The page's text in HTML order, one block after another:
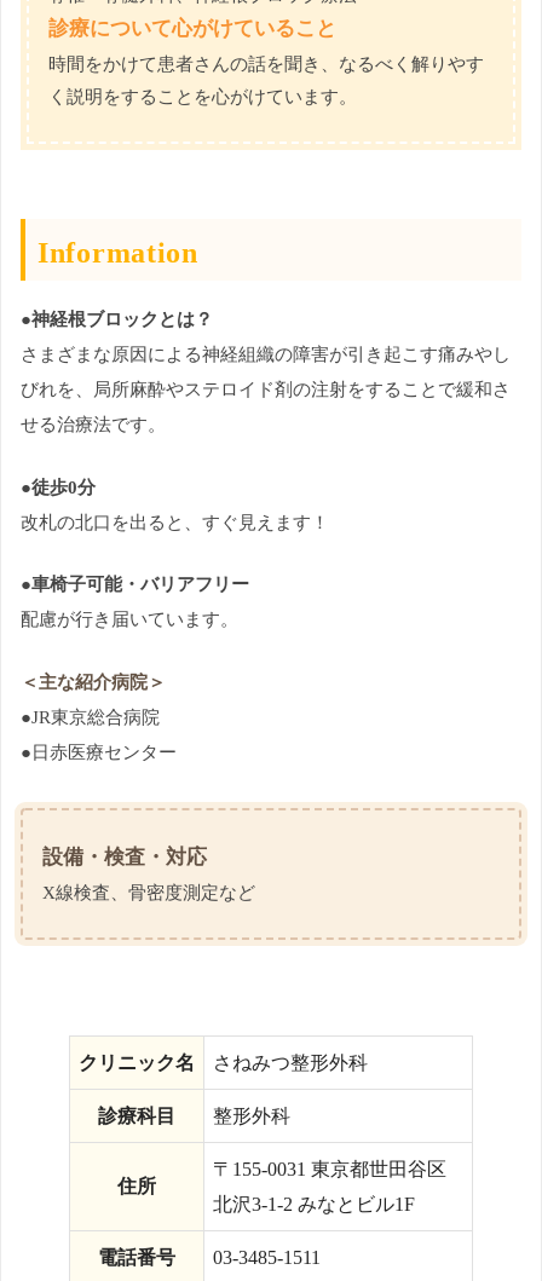
診療について心がけていること
時間をかけて患者さんの話を聞き、なるべく解りやす
く説明をすることを心がけています。
Information
●神経根ブロックとは？
さまざまな原因による神経組織の障害が引き起こす痛みやし
びれを、局所麻酔やステロイド剤の注射をすることで緩和さ
せる治療法です。
●徒歩0分
改札の北口を出ると、すぐ見えます！
●車椅子可能・バリアフリー
配慮が行き届いています。
＜主な紹介病院＞
●JR東京総合病院
●日赤医療センター
設備・検査・対応
X線検査、骨密度測定など
クリニック名 さねみつ整形外科
診療科目 整形外科
住所
〒155-0031 東京都世田谷区
北沢3-1-2 みなとビル1F
電話番号 03-3485-1511